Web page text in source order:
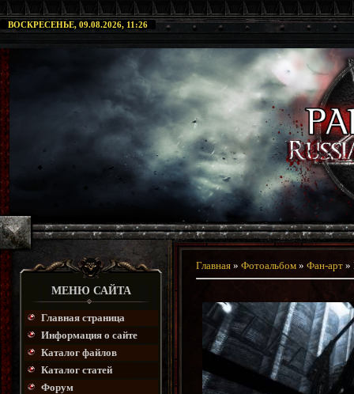
ВОСКРЕСЕНЬЕ, 09.08.2026, 11:26
МЕНЮ САЙТА
Главная страница
Информация о сайте
Каталог файлов
Каталог статей
Форум
Главная » Фотоальбом » Фан-арт »